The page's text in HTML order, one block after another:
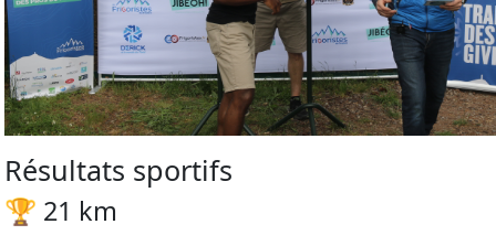
Résultats sportifs
🏆 21 km